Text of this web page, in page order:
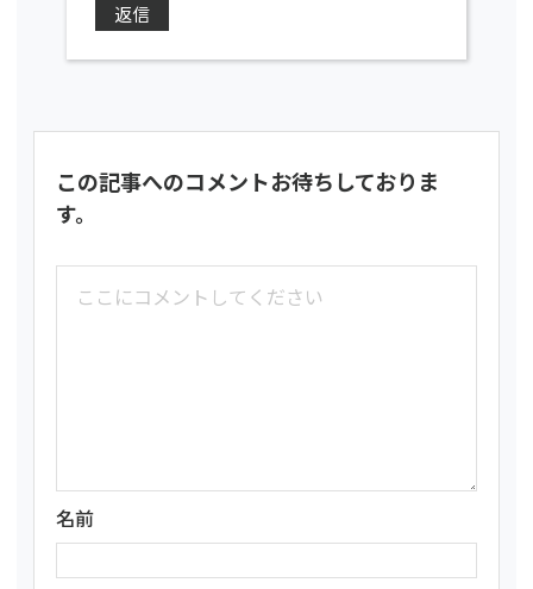
返信
この記事へのコメントお待ちしておりま
す。
名前